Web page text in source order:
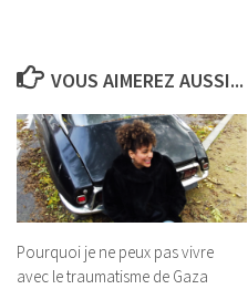
VOUS AIMEREZ AUSSI...
Pourquoi je ne peux pas vivre
avec le traumatisme de Gaza